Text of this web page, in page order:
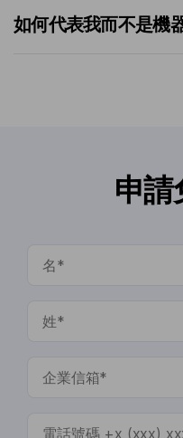
如何代表我而不是機
申請